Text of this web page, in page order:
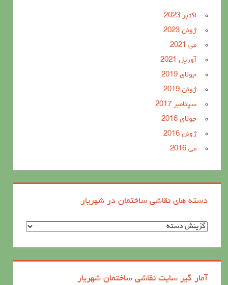
اکتبر 2023
ژوئن 2023
می 2021
آوریل 2021
جولای 2019
ژوئن 2019
سپتامبر 2017
جولای 2016
ژوئن 2016
می 2016
دسته های نقاشی ساختمان در شهریار
د
آمار گیر سایت نقاشی ساختمان شهریار